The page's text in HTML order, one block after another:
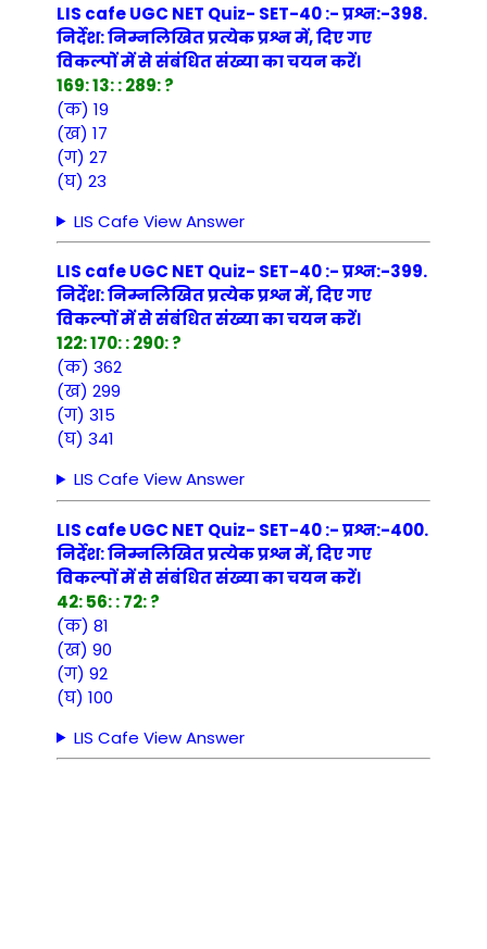
LIS cafe UGC NET Quiz- SET-40 :- प्रश्न:-398.
निर्देश: निम्नलिखित प्रत्येक प्रश्न में, दिए गए
विकल्पों में से संबंधित संख्या का चयन करें।
169: 13: : 289: ?
(क) 19
(ख) 17
(ग) 27
(घ) 23
LIS Cafe View Answer
LIS cafe UGC NET Quiz- SET-40 :- प्रश्न:-399.
निर्देश: निम्नलिखित प्रत्येक प्रश्न में, दिए गए
विकल्पों में से संबंधित संख्या का चयन करें।
122: 170: : 290: ?
(क) 362
(ख) 299
(ग) 315
(घ) 341
LIS Cafe View Answer
LIS cafe UGC NET Quiz- SET-40 :- प्रश्न:-400.
निर्देश: निम्नलिखित प्रत्येक प्रश्न में, दिए गए
विकल्पों में से संबंधित संख्या का चयन करें।
42: 56: : 72: ?
(क) 81
(ख) 90
(ग) 92
(घ) 100
LIS Cafe View Answer